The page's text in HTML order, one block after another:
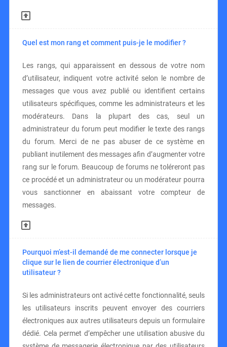
Quel est mon rang et comment puis-je le modifier ?
Les rangs, qui apparaissent en dessous de votre nom
d’utilisateur, indiquent votre activité selon le nombre de
messages que vous avez publié ou identifient certains
utilisateurs spécifiques, comme les administrateurs et les
modérateurs. Dans la plupart des cas, seul un
administrateur du forum peut modifier le texte des rangs
du forum. Merci de ne pas abuser de ce système en
publiant inutilement des messages afin d’augmenter votre
rang sur le forum. Beaucoup de forums ne toléreront pas
ce procédé et un administrateur ou un modérateur pourra
vous sanctionner en abaissant votre compteur de
messages.
Pourquoi m’est-il demandé de me connecter lorsque je
clique sur le lien de courrier électronique d’un
utilisateur ?
Si les administrateurs ont activé cette fonctionnalité, seuls
les utilisateurs inscrits peuvent envoyer des courriers
électroniques aux autres utilisateurs depuis un formulaire
dédié. Cela permet d’empêcher une utilisation abusive du